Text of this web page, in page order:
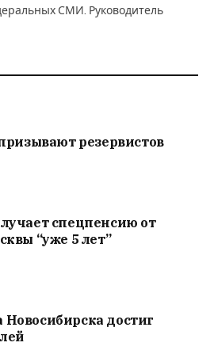
СМИ. Руководитель
резервистов
спецпенсию от
“уже 5 лет”
достиг